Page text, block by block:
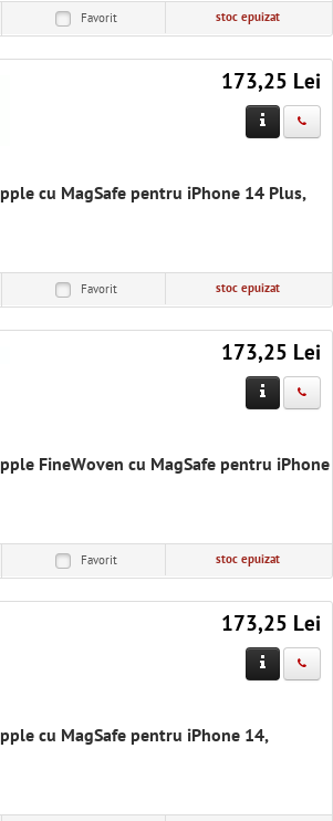
Favorit stoc epuizat
173,25 Lei
cu MagSafe pentru iPhone 14 Plus,
Favorit stoc epuizat
173,25 Lei
FineWoven cu MagSafe pentru iPhone
Favorit stoc epuizat
173,25 Lei
cu MagSafe pentru iPhone 14,